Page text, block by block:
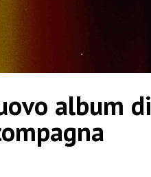
album di